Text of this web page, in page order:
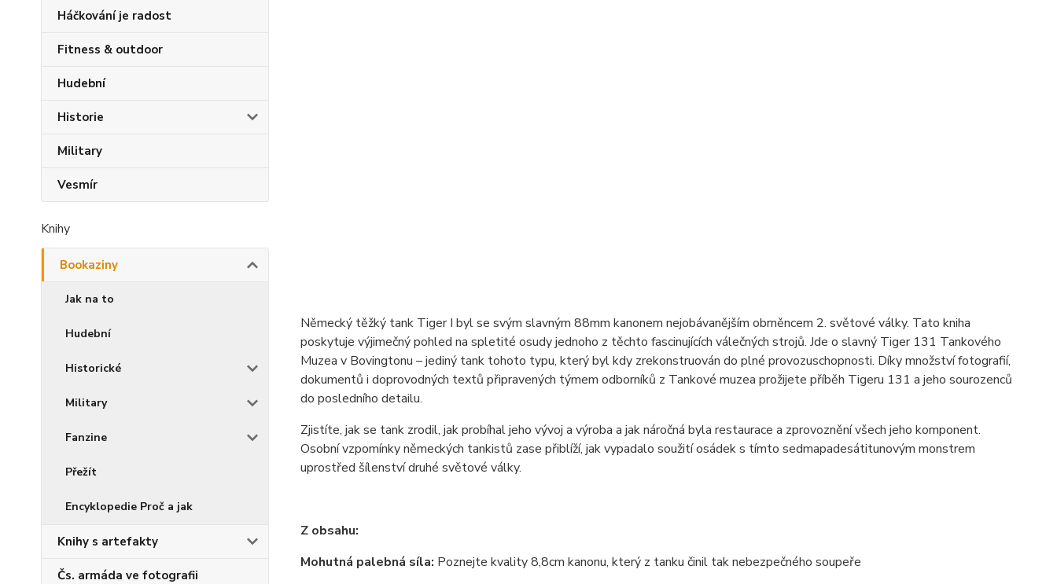
Háčkování je radost
Fitness & outdoor
Hudební
Historie
Military
Vesmír
Knihy
Bookaziny
Jak na to
Hudební
Historické
Military
Fanzine
Přežít
Encyklopedie Proč a jak
Knihy s artefakty
Čs. armáda ve fotografii
Německý těžký tank Tiger I byl se svým slavným 88mm kanonem nejobávanějším obrněncem 2. světové války. Tato kniha
poskytuje výjimečný pohled na spletité osudy jednoho z těchto fascinujících válečných strojů. Jde o slavný Tiger 131 Tankového
Muzea v Bovingtonu – jediný tank tohoto typu, který byl kdy zrekonstruován do plné provozuschopnosti. Díky množství fotografií,
dokumentů i doprovodných textů připravených týmem odborníků z Tankové muzea prožijete příběh Tigeru 131 a jeho sourozenců
do posledního detailu.
Zjistíte, jak se tank zrodil, jak probíhal jeho vývoj a výroba a jak náročná byla restaurace a zprovoznění všech jeho komponent.
Osobní vzpomínky německých tankistů zase přiblíží, jak vypadalo soužití osádek s tímto sedmapadesátitunovým monstrem
uprostřed šílenství druhé světové války.
Z obsahu:
Mohutná palebná síla: Poznejte kvality 8,8cm kanonu, který z tanku činil tak nebezpečného soupeře